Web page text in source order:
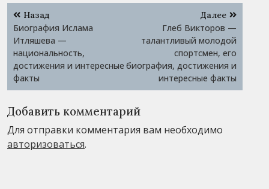
Навигация
по
записям
Назад
Биография Ислама
Итляшева —
национальность,
достижения и интересные
факты
Далее
Глеб Викторов —
талантливый молодой
спортсмен, его
биография, достижения и
интересные факты
Добавить комментарий
Для отправки комментария вам необходимо
авторизоваться.